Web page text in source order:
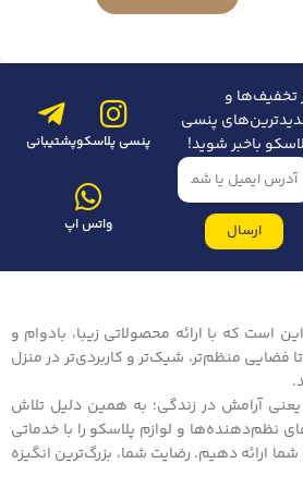
تخفیف‌ها و
پنسی
باخبر شوید!
ارسال
پنسی پلاسکوپشتیبانی
واتس اپ
است که با ارائه محصولاتی زیبا، بادوام و
فضایی منظم‌تر، شیک‌تر و کاربردی‌تر در منزل
یعنی آرامش در زندگی؛ به همین دلیل تلاش
نظم‌دهنده‌ها و لوازم پلاسکو را با خدماتی
ارائه دهیم. رضایت شما، بزرگ‌ترین انگیزه